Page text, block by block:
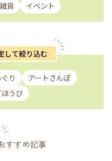
雑貨 イベント
して絞り込む
り
アートさんぽ
ほうび
すすめ記事